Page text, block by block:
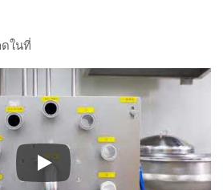
ในที่
ระบบ CIP ทำความสะอาดในที่